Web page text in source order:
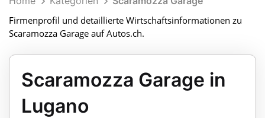
Firmenprofil und detaillierte Wirtschaftsinformationen zu
Scaramozza Garage auf Autos.ch.
Scaramozza Garage in
Lugano